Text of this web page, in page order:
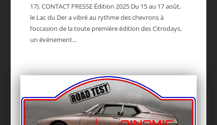
17). CONTACT PRESSE Édition 2025 Du 15 au 17 août,
le Lac du Der a vibré au rythme des chevrons à
l’occasion de la toute première édition des Citrodays,
un événement...